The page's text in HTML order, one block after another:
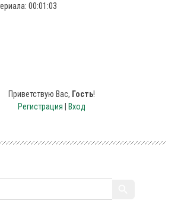
: 00:01:03
Приветствую Вас, Гость!
Регистрация
Вход